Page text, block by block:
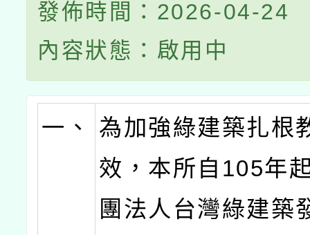
發佈時間：2026-04-24
內容狀態：啟用中
一、
為加強綠建築扎根
效，本所自105年
團法人台灣綠建築